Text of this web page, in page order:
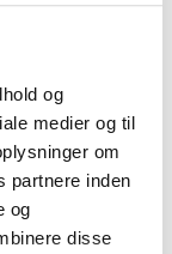
og
medier og til
om
partnere inden
og
disse
– bare kort,
og steg dem
til en
du har), lidt
i sæson.